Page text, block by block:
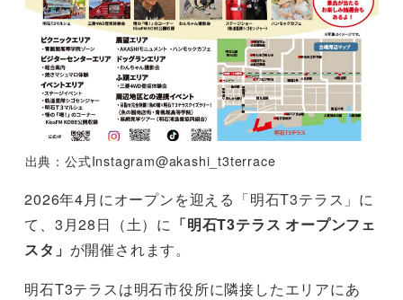
出典：公式Instagram@akashi_t3terrace
2026年4月にオープンを迎える「明石T3テラス」に
て、3月28日（土）に 「明石T3テラス オープンフェ
スタ」 が開催されます。
明石T3テラスは明石市役所に隣接したエリアにあ